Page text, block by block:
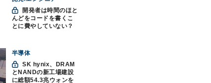
んどをコードを書くこ
とに費やしていない？
つの神話への賛否
半導体
SK hynix、DRAM
とNANDの新工場建設
に総額54.3兆ウォンを